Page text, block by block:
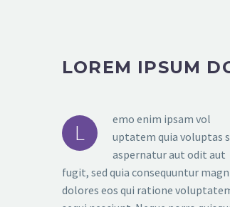
LOREM IPSUM
L
emo enim ipsam vol
uptatem quia voluptas
aspernatur aut odit aut
fugit, sed quia consequuntur
dolores eos qui ratione